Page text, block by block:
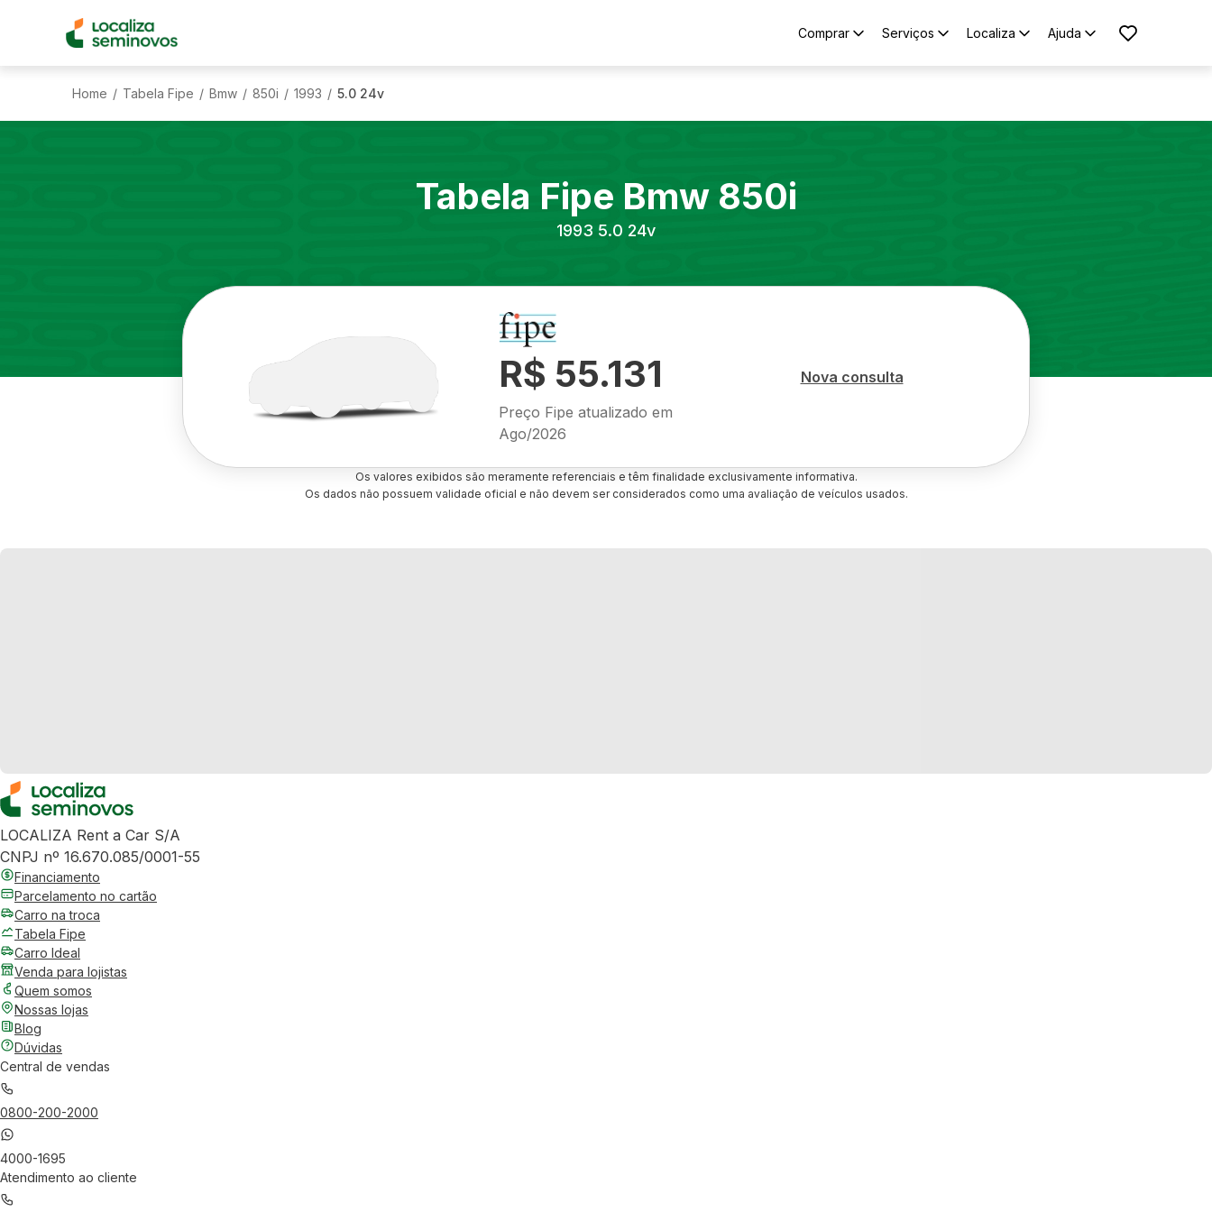
Comprar Serviços Localiza Ajuda
Home / Tabela Fipe / Bmw / 850i / 1993 / 5.0 24v
Tabela Fipe Bmw 850i
1993 5.0 24v
R$ 55.131
Preço Fipe atualizado em
Ago/2026
Nova consulta
Os valores exibidos são meramente referenciais e têm finalidade exclusivamente informativa.
Os dados não possuem validade oficial e não devem ser considerados como uma avaliação de veículos usados.
LOCALIZA Rent a Car S/A
CNPJ nº 16.670.085/0001-55
Financiamento
Parcelamento no cartão
Carro na troca
Tabela Fipe
Carro Ideal
Venda para lojistas
Quem somos
Nossas lojas
Blog
Dúvidas
Central de vendas
0800-200-2000
4000-1695
Atendimento ao cliente